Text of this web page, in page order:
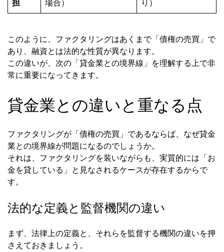
担
場合）
り）
このように、ファクタリングはあくまで「債権の売買」で
あり、融資とは法的な性質が異なります。
この違いが、次の「貸金業との境界線」を理解する上で非
常に重要になってきます。
貸金業との違いと重なる点
ファクタリングが「債権の売買」であるならば、なぜ貸金
業との境界線が問題になるのでしょうか。
それは、ファクタリングを装いながらも、実質的には「お
金を貸している」と見なされるケースが存在するからで
す。
法的な定義と監督機関の違い
まず、法律上の定義と、それらを監督する機関の違いを押
さえておきましょう。